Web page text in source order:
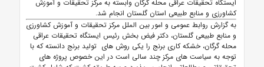
ایستگاه تحقیقات عراقی محله گرگان وابسته به مرکز تحقیقات و آموزش
کشاورزی و منابع طبیعی استان گلستان انجام شد.
به گزارش روابط عمومی و امور بین الملل مرکز تحقیقات و آموزش کشاورزی
و منابع طبیعی گلستان، دکتر فیض بخش رئیس ایستگاه تحقیقات عراقی
محله گرگان، خشکه کاری برنج را یکی روش های تولید برنج دانسته که با
توجه به سیاست های مرکز چند سالی است در این خصوص پروژه های